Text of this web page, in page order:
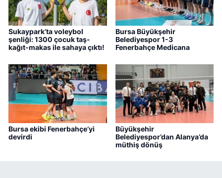
Sukaypark’ta voleybol
şenliği: 1300 çocuk taş-
kağıt-makas ile sahaya çıktı!
Bursa Büyükşehir
Belediyespor 1-3
Fenerbahçe Medicana
Bursa ekibi Fenerbahçe’yi
devirdi
Büyükşehir
Belediyespor’dan Alanya’da
müthiş dönüş